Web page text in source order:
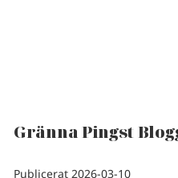
Gränna Pingst
Publicerat 2026-03-10